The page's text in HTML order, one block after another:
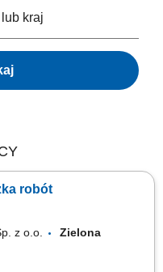
robót
z o.o.
Zielona